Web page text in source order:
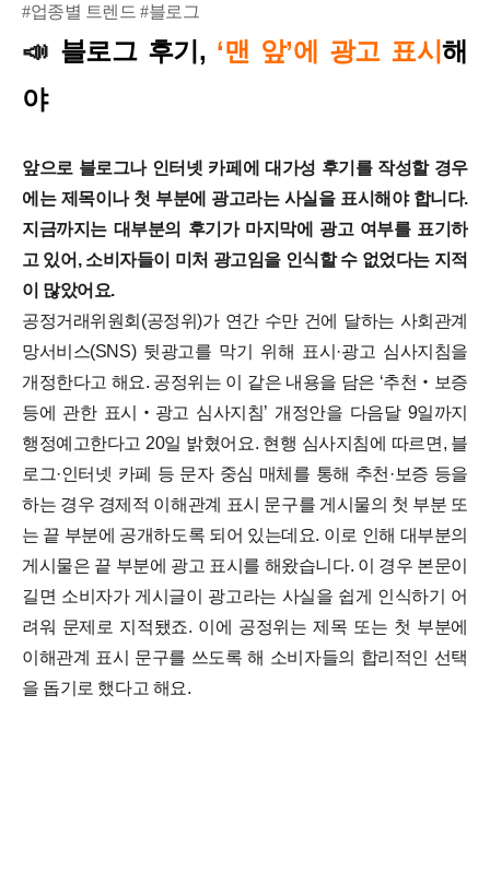
#업종별 트렌드 #블로그
📣 블로그 후기, ‘맨 앞’에 광고 표시해
야
앞으로 블로그나 인터넷 카페에 대가성 후기를 작성할 경우
에는 제목이나 첫 부분에 광고라는 사실을 표시해야 합니다.
지금까지는 대부분의 후기가 마지막에 광고 여부를 표기하
고 있어, 소비자들이 미처 광고임을 인식할 수 없었다는 지적
이 많았어요.
공정거래위원회(공정위)가 연간 수만 건에 달하는 사회관계
망서비스(SNS) 뒷광고를 막기 위해 표시·광고 심사지침을
개정한다고 해요. 공정위는 이 같은 내용을 담은 ‘추천‧보증
등에 관한 표시‧광고 심사지침’ 개정안을 다음달 9일까지
행정예고한다고 20일 밝혔어요. 현행 심사지침에 따르면, 블
로그·인터넷 카페 등 문자 중심 매체를 통해 추천·보증 등을
하는 경우 경제적 이해관계 표시 문구를 게시물의 첫 부분 또
는 끝 부분에 공개하도록 되어 있는데요. 이로 인해 대부분의
게시물은 끝 부분에 광고 표시를 해왔습니다. 이 경우 본문이
길면 소비자가 게시글이 광고라는 사실을 쉽게 인식하기 어
려워 문제로 지적됐죠. 이에 공정위는 제목 또는 첫 부분에
이해관계 표시 문구를 쓰도록 해 소비자들의 합리적인 선택
을 돕기로 했다고 해요.